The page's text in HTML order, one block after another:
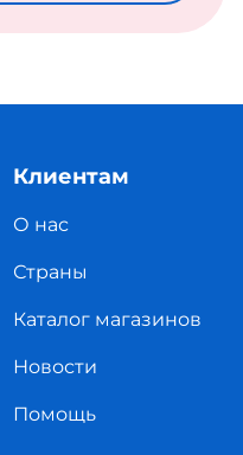
Клиентам
О нас
Страны
Каталог магазинов
Новости
Помощь